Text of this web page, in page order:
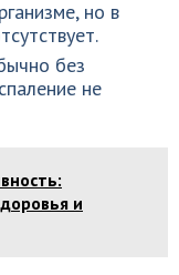
но в
без
не
и